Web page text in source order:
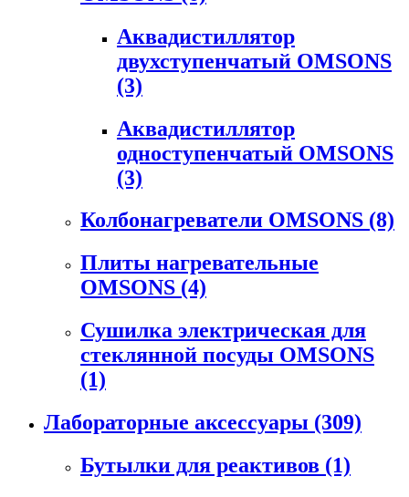
Аквадистиллятор
двухступенчатый OMSONS
(3)
Аквадистиллятор
одноступенчатый OMSONS
(3)
Колбонагреватели OMSONS (8)
Плиты нагревательные
OMSONS (4)
Сушилка электрическая для
стеклянной посуды OMSONS
(1)
Лабораторные аксессуары (309)
Бутылки для реактивов (1)